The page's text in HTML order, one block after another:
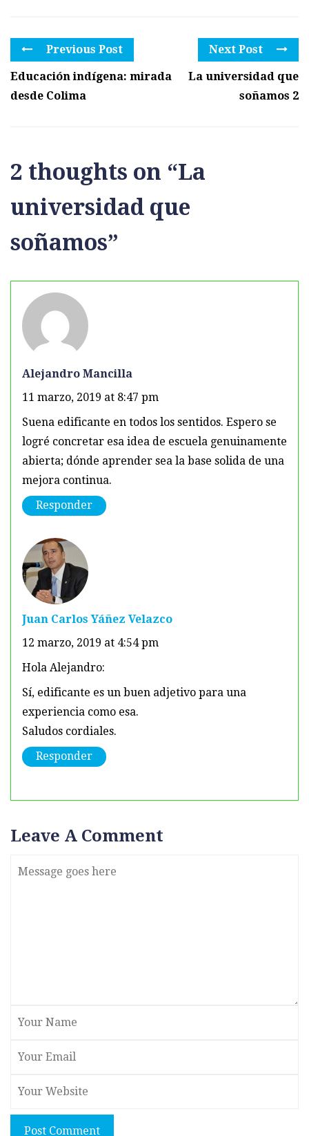
Previous Post
Educación indígena: mirada
desde Colima
Next Post
La universidad que
soñamos 2
2 thoughts on “La
universidad que
soñamos”
Alejandro Mancilla
11 marzo, 2019 at 8:47 pm
Suena edificante en todos los sentidos. Espero se
logré concretar esa idea de escuela genuinamente
abierta; dónde aprender sea la base solida de una
mejora continua.
Responder
Juan Carlos Yáñez Velazco
12 marzo, 2019 at 4:54 pm
Hola Alejandro:
Sí, edificante es un buen adjetivo para una
experiencia como esa.
Saludos cordiales.
Responder
Leave A Comment
Post Comment